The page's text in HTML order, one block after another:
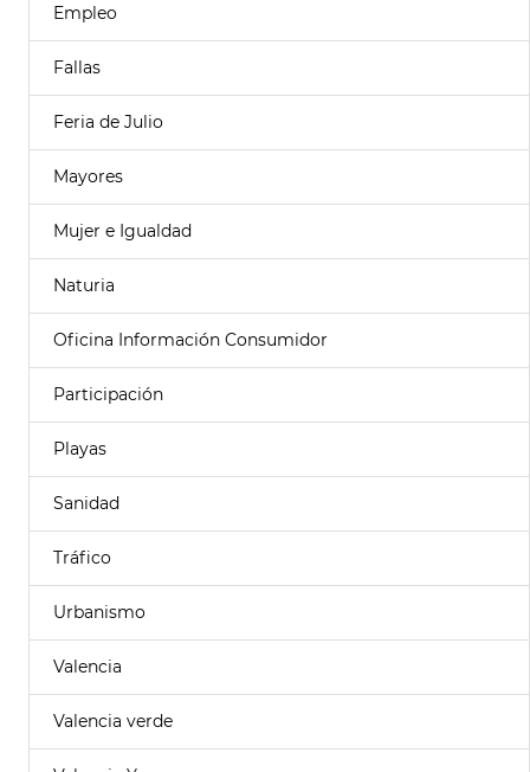
Empleo
Fallas
Feria de Julio
Mayores
Mujer e Igualdad
Naturia
Oficina Información Consumidor
Participación
Playas
Sanidad
Tráfico
Urbanismo
Valencia
Valencia verde